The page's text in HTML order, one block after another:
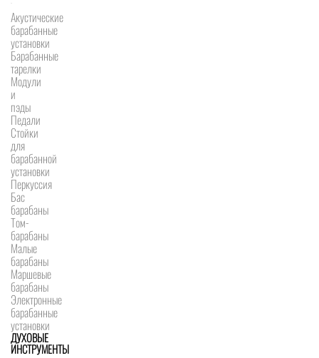
Акустические
барабанные
установки
Барабанные
тарелки
Модули
и
пэды
Педали
Стойки
для
барабанной
установки
Перкуссия
Бас
барабаны
Том-
барабаны
Малые
барабаны
Маршевые
барабаны
Электронные
барабанные
установки
ДУХОВЫЕ
ИНСТРУМЕНТЫ